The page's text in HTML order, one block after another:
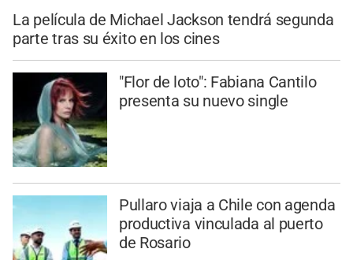
La película de Michael Jackson tendrá segunda
parte tras su éxito en los cines
"Flor de loto": Fabiana Cantilo
presenta su nuevo single
Pullaro viaja a Chile con agenda
productiva vinculada al puerto
de Rosario